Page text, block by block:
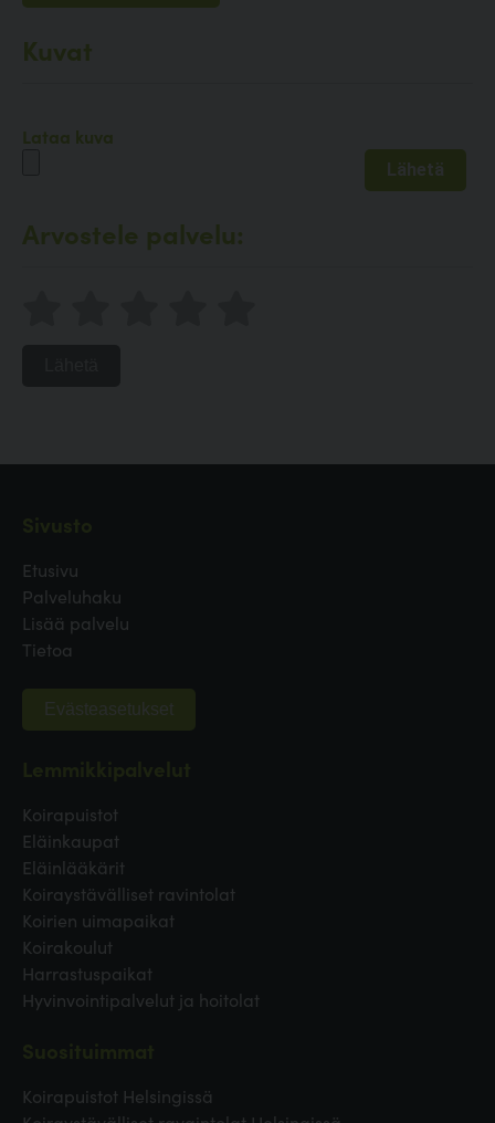
Kuvat
Lataa kuva
Arvostele palvelu:
Etusivu
Palveluhaku
Lisää palvelu
Tietoa
Evästeasetukset
Koirapuistot
Eläinkaupat
Eläinlääkärit
Koiraystävälliset ravintolat
Koirien uimapaikat
Koirakoulut
Harrastuspaikat
Hyvinvointipalvelut ja hoitolat
Koirapuistot Helsingissä